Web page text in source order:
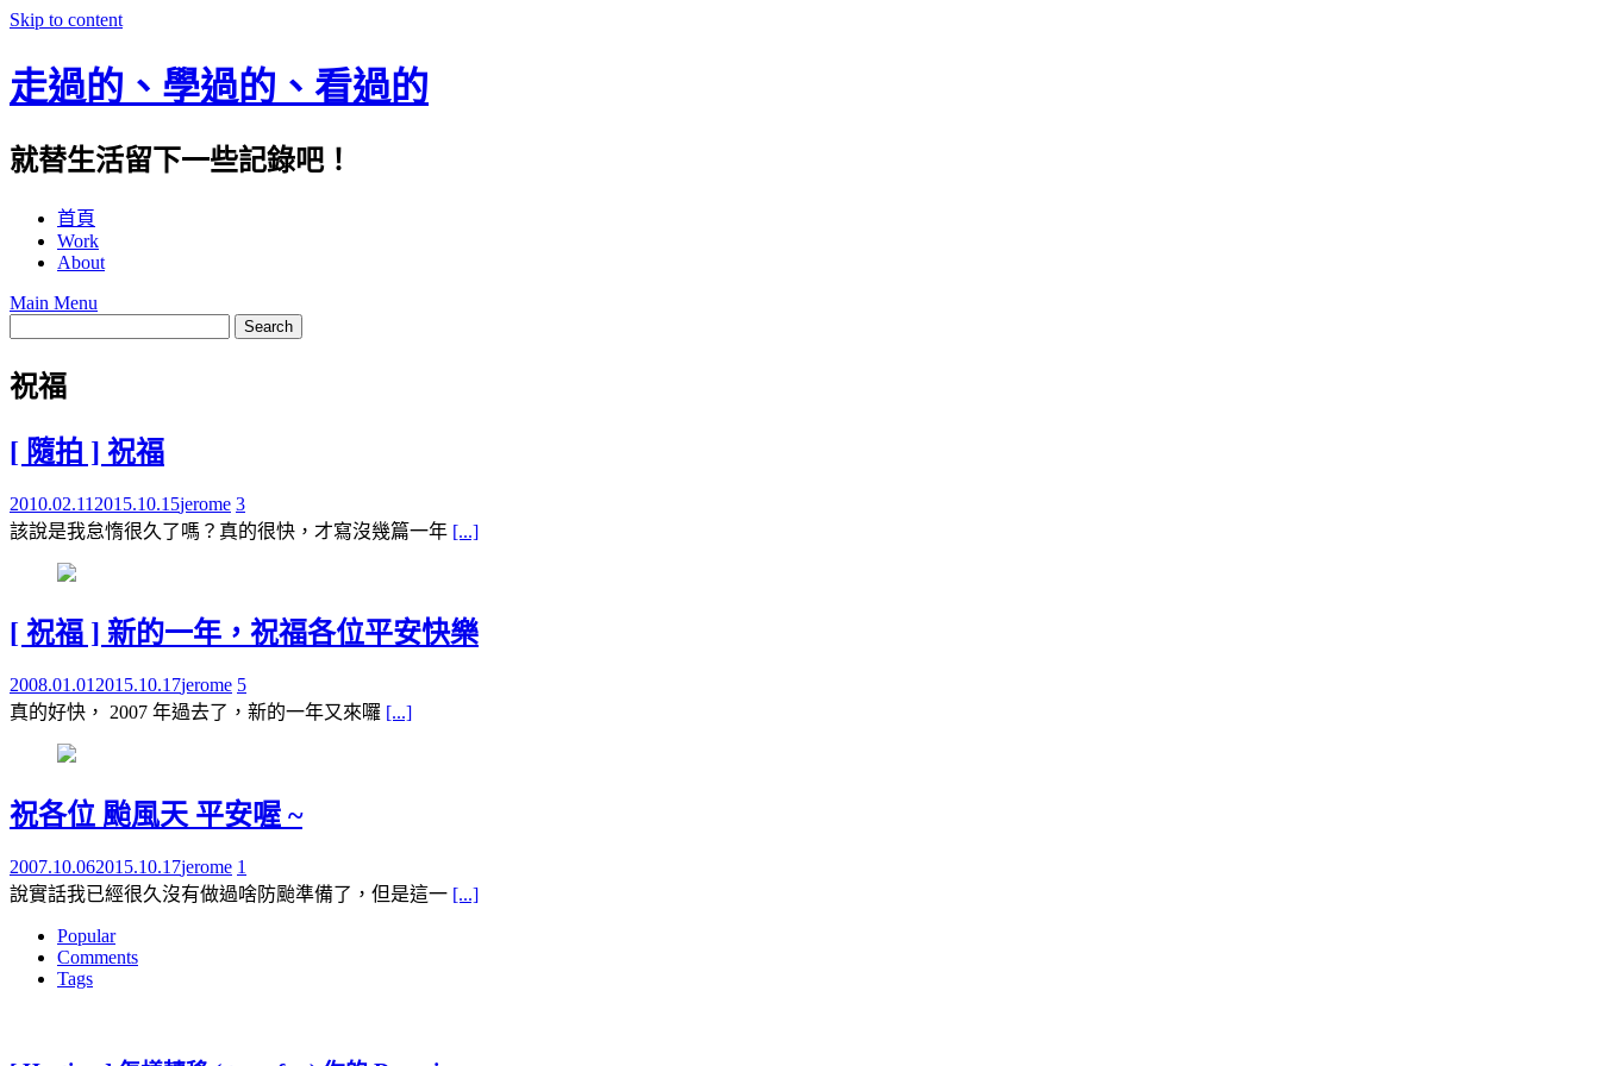
Skip to content
走過的、學過的、看過的
就替生活留下一些記錄吧！
首頁
Work
About
Main Menu
祝福
[ 隨拍 ] 祝福
2010.02.11 2015.10.15jerome 3
該說是我怠惰很久了嗎？真的很快，才寫沒幾篇一年 [...]
[ 祝福 ] 新的一年，祝福各位平安快樂
2008.01.01 2015.10.17jerome 5
真的好快， 2007 年過去了，新的一年又來囉 [...]
祝各位 颱風天 平安喔 ~
2007.10.062015.10.17jerome 1
說實話我已經很久沒有做過啥防颱準備了，但是這一 [...]
Popular
Comments
Tags